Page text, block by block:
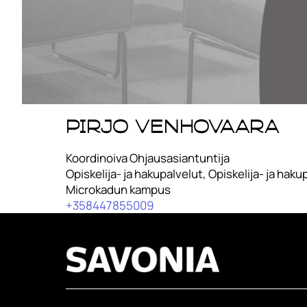
Pirjo Venhovaara
Koordinoiva Ohjausasiantuntija
Opiskelija- ja hakupalvelut, Opiskelija- ja
Microkadun kampus
+358447855009